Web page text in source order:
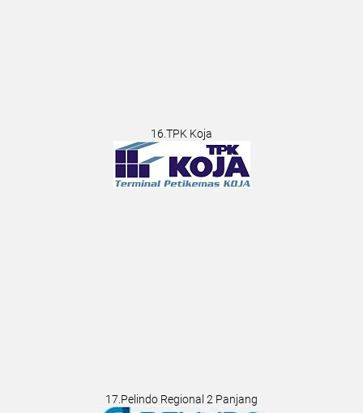
16.TPK Koja
17.Pelindo Regional 2 Panjang